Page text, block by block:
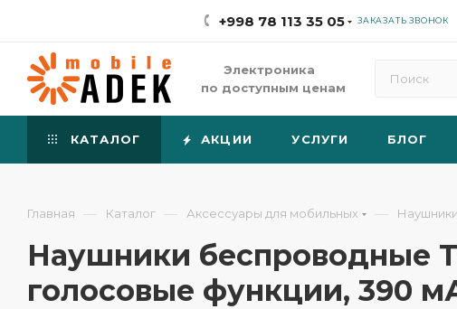
+998 78 113 35 05 ЗАКАЗАТЬ ЗВОНОК
Электроника
по доступным ценам
КАТАЛОГ АКЦИИ УСЛУГИ БЛОГ
Главная — Каталог — Аксессуары для мобильных —
Наушники беспроводные
голосовые функции, 390